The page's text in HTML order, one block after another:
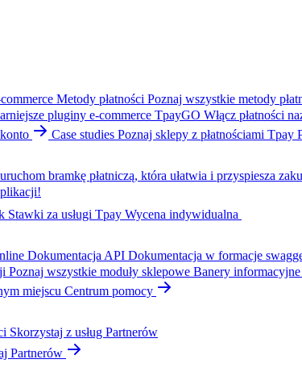
Metody płatności Poznaj wszystkie metody
pluginy e-commerce TpayGO Włącz płatności
Case studies Poznaj sklepy z płatnościami Tpay
bramkę płatniczą, która ułatwia i przyspiesza
Stawki za usługi Tpay Wycena indywidualna
Dokumentacja API Dokumentacja w formacje
Poznaj wszystkie moduły sklepowe Banery informacyjne
miejscu Centrum pomocy
Skorzystaj z usług Partnerów
Partnerów